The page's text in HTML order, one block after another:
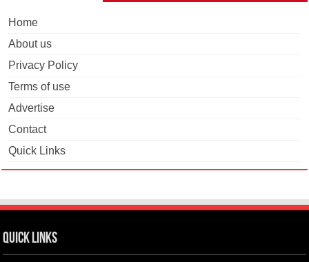
Home
About us
Privacy Policy
Terms of use
Advertise
Contact
Quick Links
Quick Links